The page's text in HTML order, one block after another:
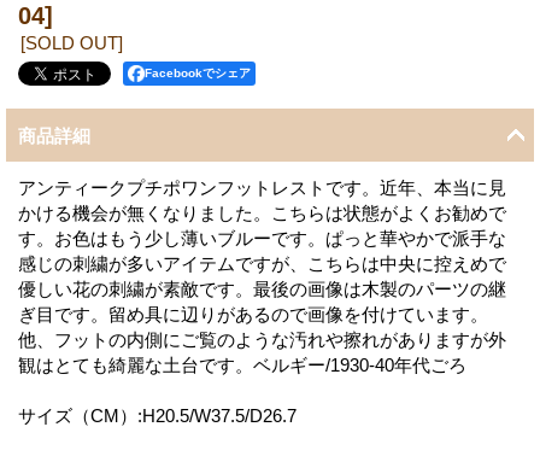
04]
[SOLD OUT]
Facebookでシェア
商品詳細
アンティークプチポワンフットレストです。近年、本当に見
かける機会が無くなりました。こちらは状態がよくお勧めで
す。お色はもう少し薄いブルーです。ぱっと華やかで派手な
感じの刺繍が多いアイテムですが、こちらは中央に控えめで
優しい花の刺繍が素敵です。最後の画像は木製のパーツの継
ぎ目です。留め具に辺りがあるので画像を付けています。
他、フットの内側にご覧のような汚れや擦れがありますが外
観はとても綺麗な土台です。ベルギー/1930-40年代ごろ
サイズ（CM）:H20.5/W37.5/D26.7